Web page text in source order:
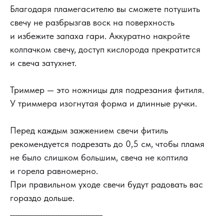
Благодаря пламегасителю вы сможете потушить
свечу не разбрызгав воск на поверхность
и избежите запаха гари. Аккуратно накройте
колпачком свечу, доступ кислорода прекратится
и свеча затухнет.
Триммер — это ножницы для подрезания фитиля.
У триммера изогнутая форма и длинные ручки.
Перед каждым зажжением свечи фитиль
рекомендуется подрезать до 0,5 см, чтобы пламя
не было слишком большим, свеча не коптила
и горела равномерно.
При правильном уходе свечи будут радовать вас
гораздо дольше.